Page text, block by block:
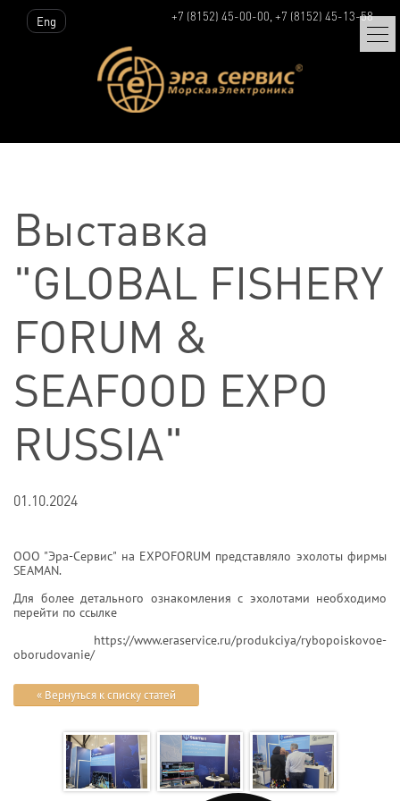
Eng +7 (8152) 45-00-00, +7 (8152) 45-13-58
Выставка
"GLOBAL FISHERY
FORUM &
SEAFOOD EXPO
RUSSIA"
01.10.2024
ООО "Эра-Сервис" на EXPOFORUM представляло эхолоты фирмы
SEAMAN.
Для более детального ознакомления с эхолотами необходимо
перейти по ссылке
https://www.eraservice.ru/produkciya/rybopoiskovoe-
oborudovanie/
« Вернуться к списку статей